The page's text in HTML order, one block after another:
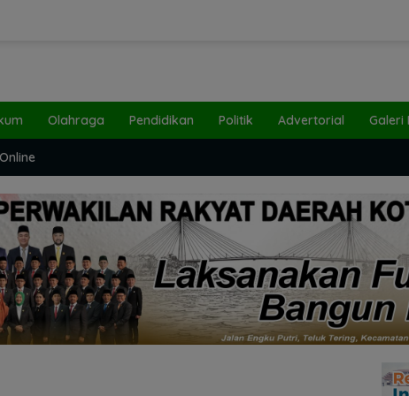
Olahraga Pendidikan Politik Advertorial Galeri